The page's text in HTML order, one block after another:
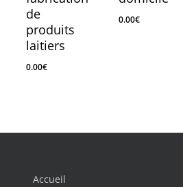
de
produits
laitiers
0.00€
0.00
0.00€
Accueil